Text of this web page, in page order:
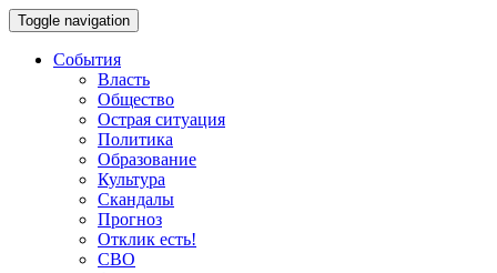
Toggle navigation
События
Власть
Общество
Острая ситуация
Политика
Образование
Культура
Скандалы
Прогноз
Отклик есть!
СВО